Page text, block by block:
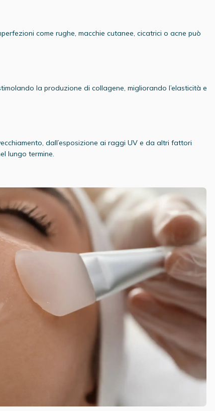
come rughe, macchie cutanee, cicatrici o acne può
stimolando la produzione di collagene, migliorando l’elasticità e
dall’esposizione ai raggi UV e da altri fattori
lungo termine.